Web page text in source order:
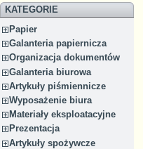
KATEGORIE
Papier
Galanteria papiernicza
Organizacja dokumentów
Galanteria biurowa
Artykuły piśmiennicze
Wyposażenie biura
Materiały eksploatacyjne
Prezentacja
Artykuły spożywcze